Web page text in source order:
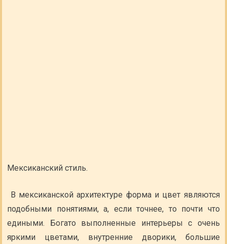
Мексиканский стиль.
В мексиканской архитектуре форма и цвет являются
подобными понятиями, а, если точнее, то почти что
едиными. Богато выполненные интерьеры с очень
яркими цветами, внутренние дворики, большие